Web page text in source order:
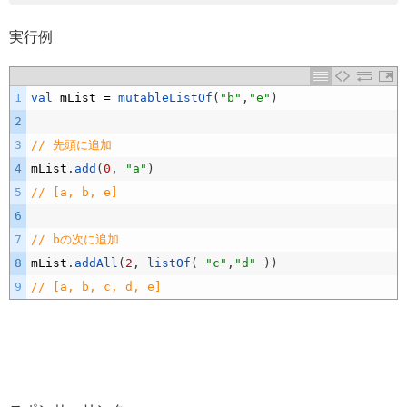
実行例
1
2
3
4
5
6
7
8
9
val mList = mutableListOf ( "b" , "e" )
// 先頭に追加
mList . add (0 , "a" )
// [a, b, e]
// bの次に追加
mList . addAll ( 2 , listOf ( "c" , "d" ) )
// [a, b, c, d, e]